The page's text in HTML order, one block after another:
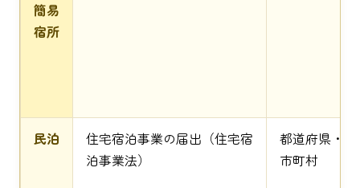
簡易
宿所
民泊
住宅宿泊事業の届出（住宅宿
泊事業法）
都道府県・
市町村